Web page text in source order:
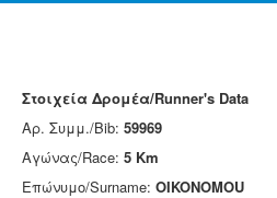
Στοιχεία Δρομέα/Runner's Data
Αρ. Συμμ./Bib: 59969
Αγώνας/Race: 5 Km
Επώνυμο/Surname: OIKONOMOU